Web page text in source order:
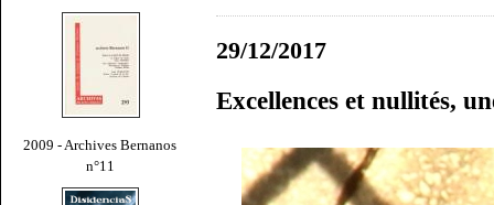
2009 - Archives Bernanos
n°11
29/12/2017
Excellences et nullités,